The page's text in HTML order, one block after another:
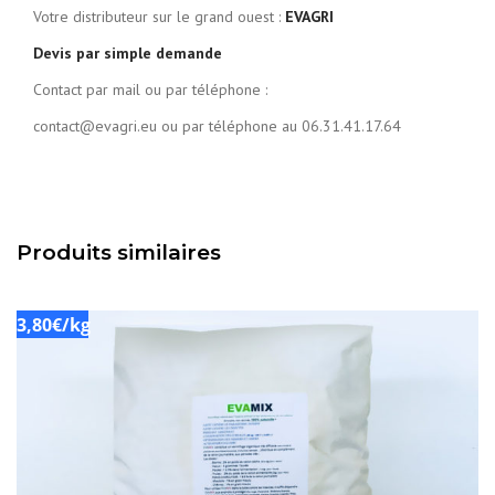
Votre distributeur sur le grand ouest : EVAGRI
Devis par simple demande
Contact par mail ou par téléphone :
contact@evagri.eu ou par téléphone au 06.31.41.17.64
Produits similaires
3,80€/kg